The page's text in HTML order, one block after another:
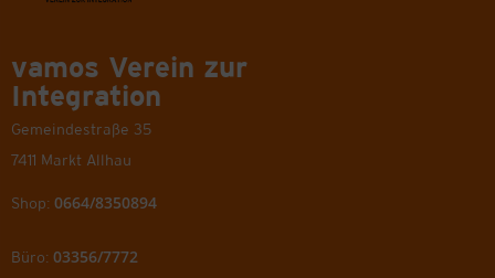
vamos Verein zur
Integration
Gemeindestraße 35
7411 Markt Allhau
Shop: 0664/8350894
Büro: 03356/7772